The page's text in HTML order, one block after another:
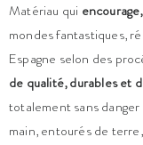
Matériau qui
mondes fantastiques,
Espagne selon des
de qualité, durables et
totalement sans
main, entourés de